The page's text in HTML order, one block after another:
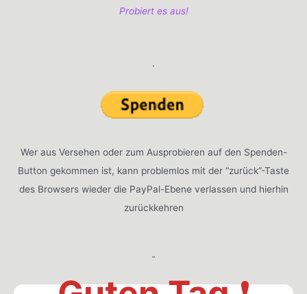
Probiert es aus!
.
Wer aus Versehen oder zum Ausprobieren auf den Spenden-
Button gekommen ist, kann problemlos mit der “zurück”-Taste
des Browsers wieder die PayPal-Ebene verlassen und hierhin
zurückkehren
˘